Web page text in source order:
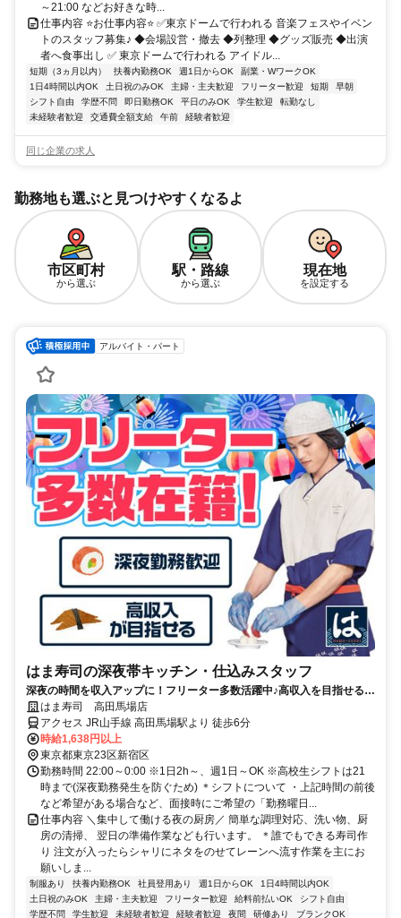
～21:00 などお好きな時...
仕事内容 ⭐お仕事内容⭐ ✅東京ドームで行われる 音楽フェスやイベン
トのスタッフ募集♪ ◆会場設営・撤去 ◆列整理 ◆グッズ販売 ◆出演
者へ食事出し ✅ 東京ドームで行われる アイドル...
短期（3ヵ月以内） 扶養内勤務OK 週1日からOK
副業・WワークOK
1日4時間以内OK
土日祝のみOK 主婦・主夫歓迎 フリーター歓迎 短期
早朝
シフト自由
学歴不問 即日勤務OK 平日のみOK 学生歓迎
転勤なし
未経験者歓迎
交通費全額支給 午前 経験者歓迎
同じ企業の求人
勤務地も選ぶと見つけやすくなるよ
市区町村
から選ぶ
駅・路線
から選ぶ
現在地
を設定する
アルバイト・パート
はま寿司の深夜帯キッチン・仕込みスタッフ
深夜の時間を収入アップに！フリーター多数活躍中♪高収入を目指せる環
境です！
はま寿司 高田馬場店
アクセス JR山手線 高田馬場駅より 徒歩6分
時給1,638円以上
東京都東京23区新宿区
勤務時間 22:00～0:00 ※1日2h～、週1日～OK ※高校生シフトは21
時まで(深夜勤務発生を防ぐため) ＊シフトについて ・上記時間の前後
など希望がある場合など、面接時にご希望の「勤務曜日...
仕事内容 ＼集中して働ける夜の厨房／ 簡単な調理対応、洗い物、厨
房の清掃、 翌日の準備作業なども行います。 ＊誰でもできる寿司作
り 注文が入ったらシャリにネタをのせてレーンへ流す作業を主にお
願いしま...
制服あり 扶養内勤務OK 社員登用あり 週1日からOK
1日4時間以内OK
土日祝のみOK
主婦・主夫歓迎 フリーター歓迎 給料前払いOK
シフト自由
学歴不問
学生歓迎 未経験者歓迎 経験者歓迎 夜間 研修あり ブランクOK